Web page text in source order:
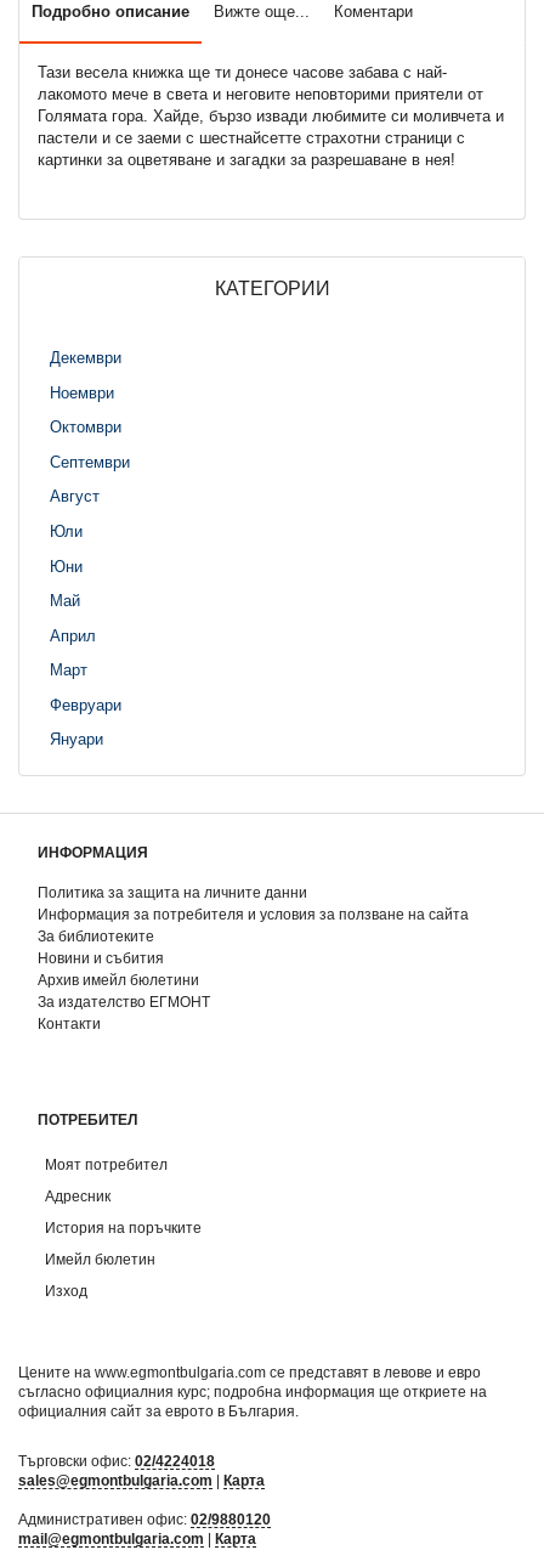
Подробно описание Вижте още... Коментари
Тази весела книжка ще ти донесе часове забава с най-
лакомото мече в света и неговите неповторими приятели от
Голямата гора. Хайде, бързо извади любимите си моливчета и
пастели и се заеми с шестнайсетте страхотни страници с
картинки за оцветяване и загадки за разрешаване в нея!
КАТЕГОРИИ
Декември
Ноември
Октомври
Септември
Август
Юли
Юни
Май
Април
Март
Февруари
Януари
ИНФОРМАЦИЯ
Политика за защита на личните данни
Информация за потребителя и условия за ползване на сайта
За библиотеките
Новини и събития
Архив имейл бюлетини
За издателство ЕГМОНТ
Контакти
ПОТРЕБИТЕЛ
Моят потребител
Адресник
История на поръчките
Имейл бюлетин
Изход
Цените на www.egmontbulgaria.com се представят в левове и евро
съгласно официалния курс; подробна информация ще откриете на
официалния сайт за еврото в България
Търговски офис: 02/4224018
sales@egmontbulgaria.com | Карта
Административен офис: 02/9880120
mail@egmontbulgaria.com | Карта